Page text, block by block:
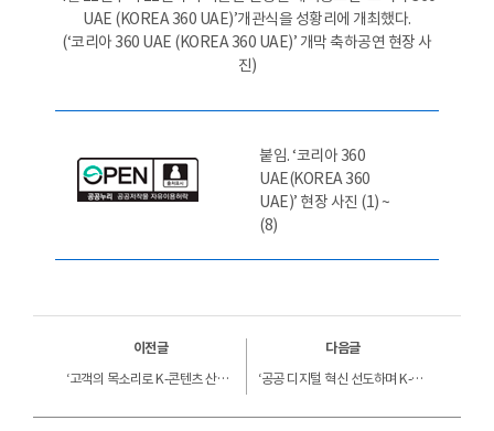
UAE (KOREA 360 UAE)’개관식을 성황리에 개최했다.
(‘코리아 360 UAE (KOREA 360 UAE)’ 개막 축하공연 현장 사
진)
붙임. ‘코리아 360
UAE(KOREA 360
UAE)’ 현장 사진 (1) ~
(8)
이전글
‘고객의 목소리로 K-콘텐츠 산업을 혁신하다’ 콘진원, 전방위 소통 노력으로 정책소통 유공포상 2관왕 달성
다음글
‘공공 디지털 혁신 선도하며 K-콘텐츠산업 활성화 견인’ 콘진원, 정보화 부문 3개 평가 최상위 등급 획득